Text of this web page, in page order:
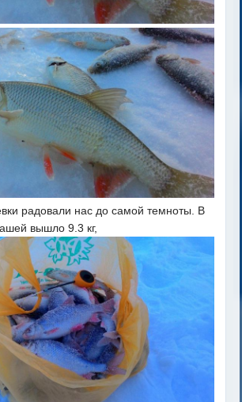
радовали нас до самой темноты. В
вышло 9.3 кг,